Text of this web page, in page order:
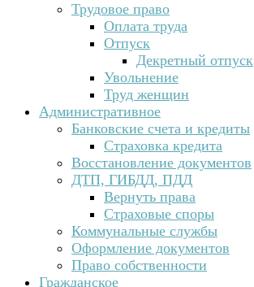
Трудовое право
Оплата труда
Отпуск
Декретный отпуск
Увольнение
Труд женщин
Административное
Банковские счета и кредиты
Страховка кредита
Восстановление документов
ДТП, ГИБДД, ПДД
Вернуть права
Страховые споры
Коммунальные службы
Оформление документов
Право собственности
Гражданское